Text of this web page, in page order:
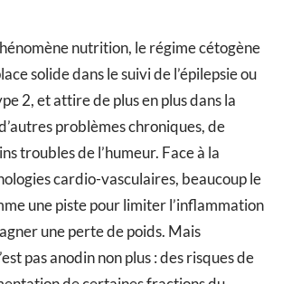
nutrition, le régime cétogène
solide dans le suivi de l’épilepsie ou
2, et attire de plus en plus dans la
problèmes chroniques, de
troubles de l’humeur. Face à la
cardio-vasculaires, beaucoup le
une piste pour limiter l’inflammation
une perte de poids. Mais
pas anodin non plus : des risques de